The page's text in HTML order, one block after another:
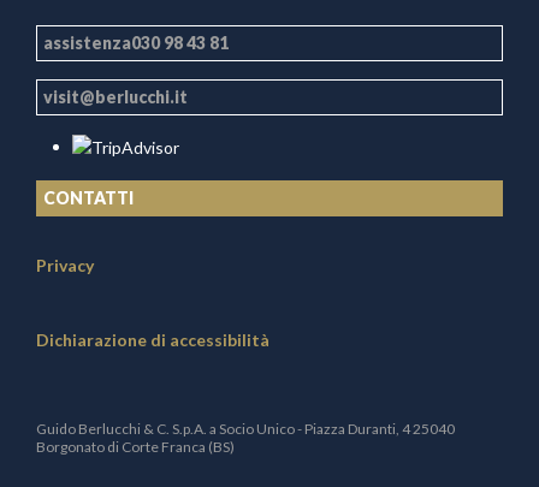
assistenza030 98 43 81
visit@berlucchi.it
CONTATTI
Privacy
Dichiarazione di accessibilità
Guido Berlucchi & C. S.p.A. a Socio Unico - Piazza Duranti, 4 25040
Borgonato di Corte Franca (BS)